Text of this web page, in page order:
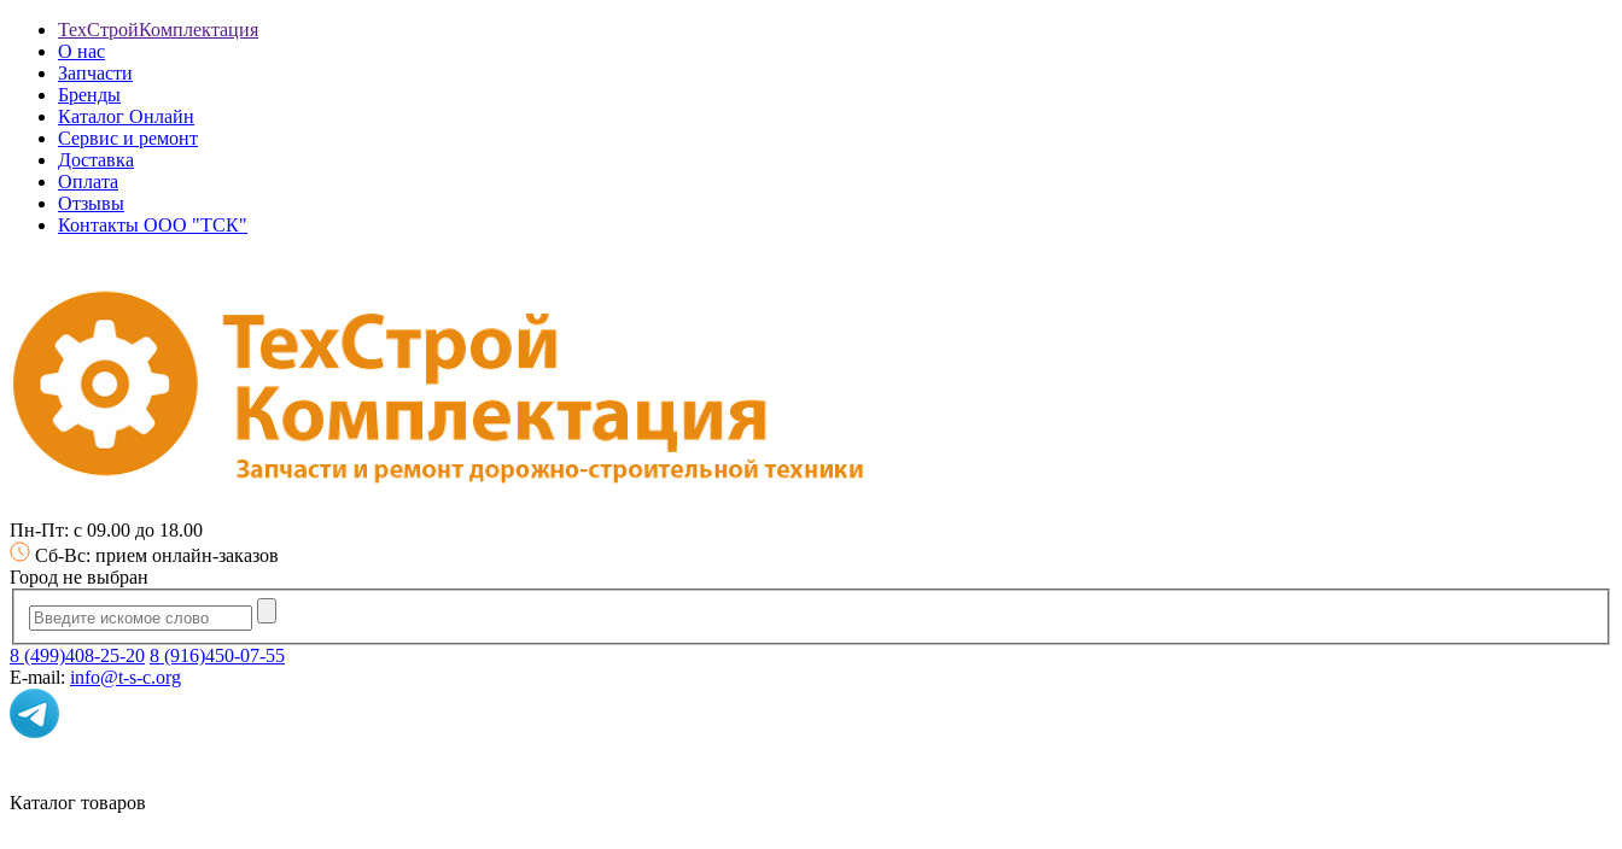
ТехСтройКомплектация
О нас
Запчасти
Бренды
Каталог Онлайн
Сервис и ремонт
Доставка
Оплата
Отзывы
Контакты ООО "ТСК"
Пн-Пт: с 09.00 до 18.00
Сб-Вс: прием онлайн-заказов
Город не выбран
8 (499)408-25-20 8 (916)450-07-55
E-mail: info@t-s-c.org
Каталог товаров